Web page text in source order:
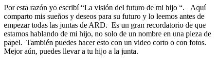
Por esta razón yo escribí “La visión del futuro de mi hijo “. Aquí
comparto mis sueños y deseos para su futuro y lo leemos antes de
empezar todas las juntas de ARD. Es un gran recordatorio de que
estamos hablando de mi hijo, no solo de un nombre en una pieza de
papel. También puedes hacer esto con un video corto o con fotos.
Mejor aún, puedes llevar a tu hijo a la junta.